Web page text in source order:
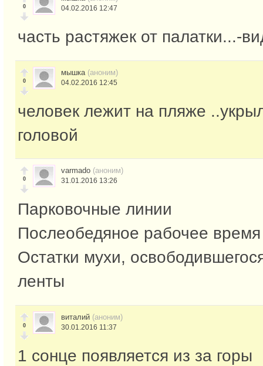
0 04.02.2016 12:47
часть растяжек от палатки...-
0
мышка (аноним)
04.02.2016 12:45
человек лежит на пляже
головой
0
varmado (аноним)
31.01.2016 13:26
Парковочные линии
Послеобедяное рабочее время
Остатки мухи,
ленты
0
виталий (аноним)
30.01.2016 11:37
1 сонце появляется из за горы